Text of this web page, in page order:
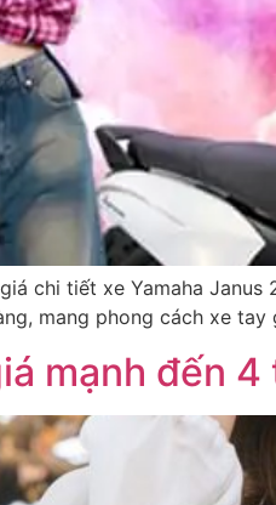
chi tiết xe Yamaha
mang phong cách xe
mạnh đến